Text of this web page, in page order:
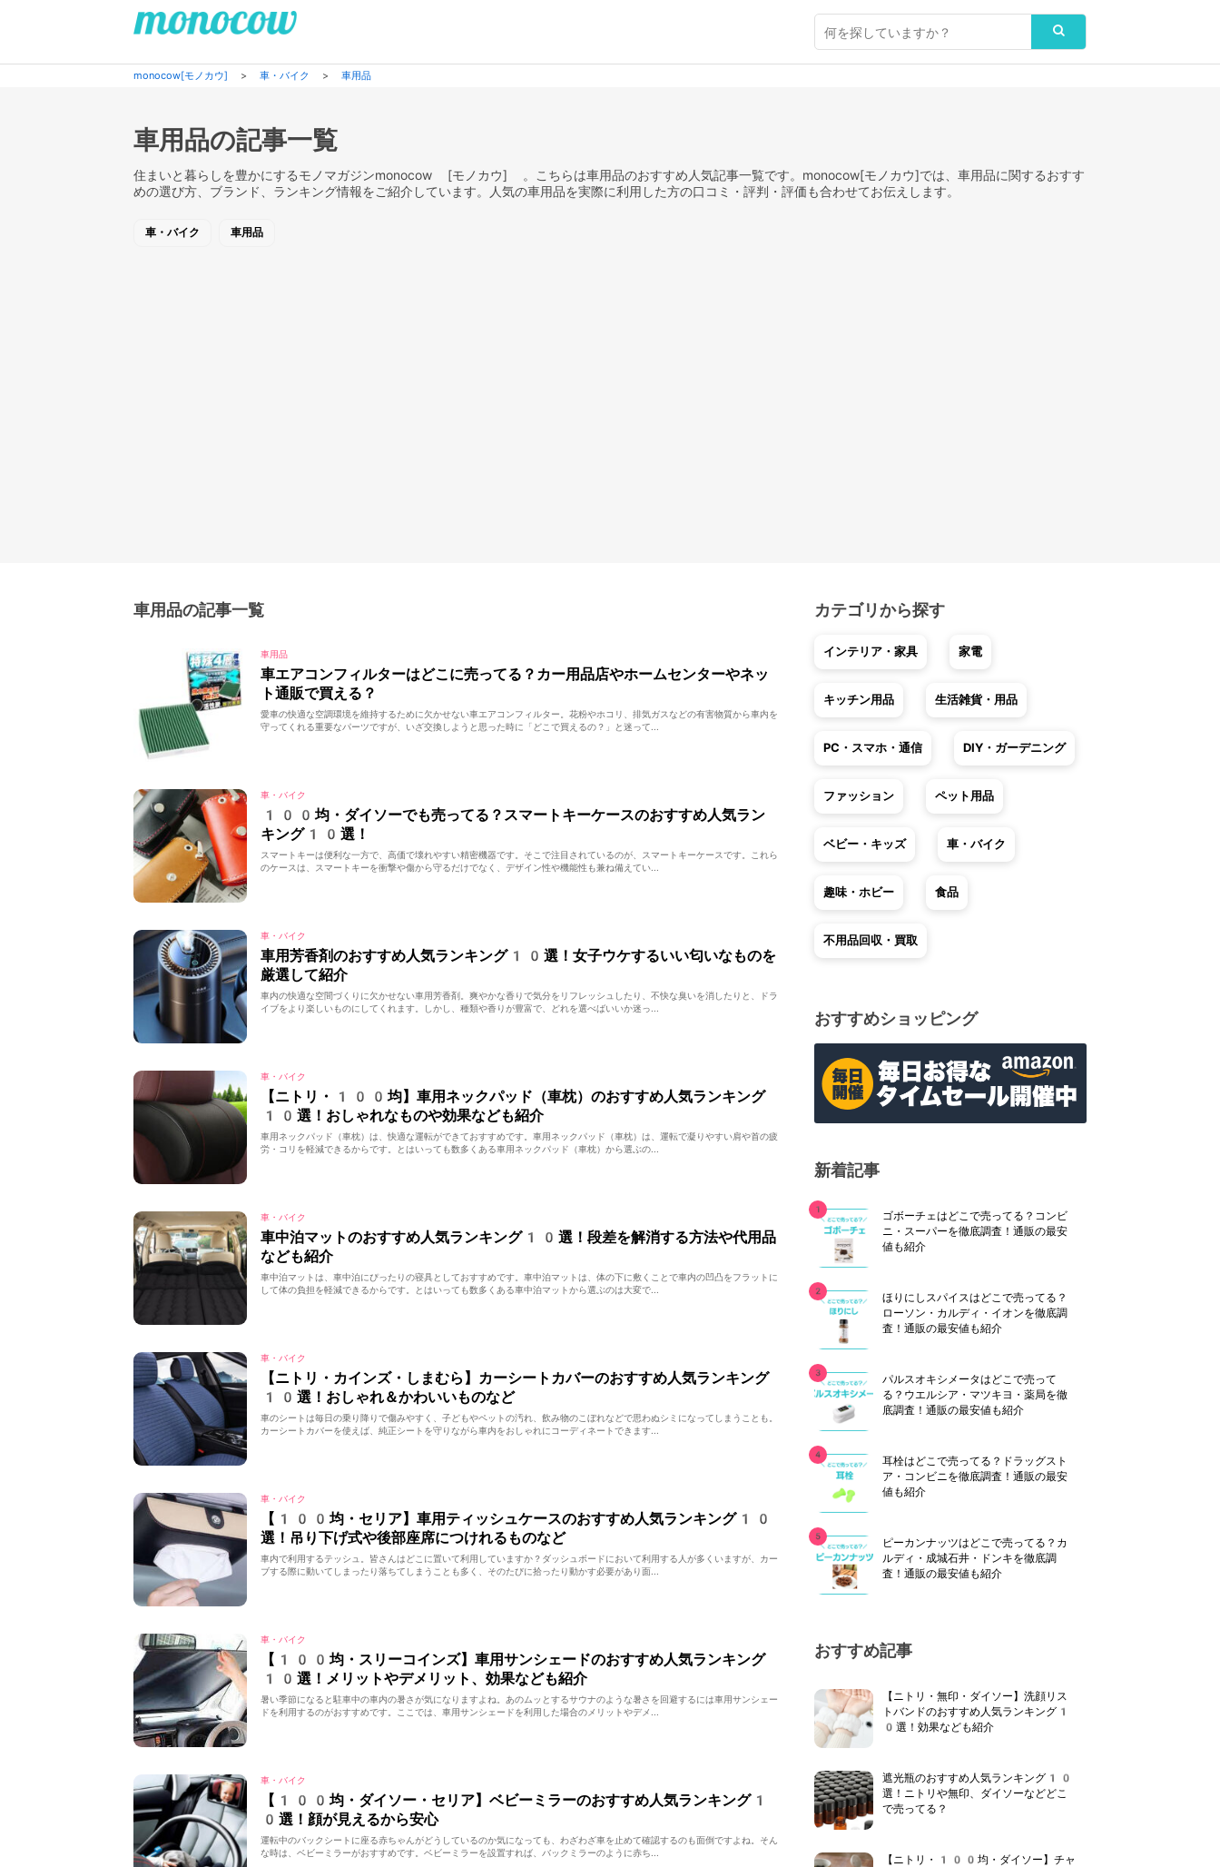
monocow[モノカウ] > 車・バイク > 車用品
車用品の記事一覧
住まいと暮らしを豊かにするモノマガジンmonocow [モノカウ] 。こちらは車用品のおすすめ人気記事一覧です。monocow[モノカウ]では、車用品に関するおすす
めの選び方、ブランド、ランキング情報をご紹介しています。人気の車用品を実際に利用した方の口コミ・評判・評価も合わせてお伝えします。
車・バイク 車用品
車用品の記事一覧
車用品
車エアコンフィルターはどこに売ってる？カー用品店やホームセンターやネッ
ト通販で買える？
愛車の快適な空調環境を維持するために欠かせない車エアコンフィルター。花粉やホコリ、排気ガスなどの有害物質から車内を
守ってくれる重要なパーツですが、いざ交換しようと思った時に「どこで買えるの？」と迷って...
車・バイク
100均・ダイソーでも売ってる？スマートキーケースのおすすめ人気ラン
キング10選！
スマートキーは便利な一方で、高価で壊れやすい精密機器です。そこで注目されているのが、スマートキーケースです。これら
のケースは、スマートキーを衝撃や傷から守るだけでなく、デザイン性や機能性も兼ね備えてい...
車・バイク
車用芳香剤のおすすめ人気ランキング10選！女子ウケするいい匂いなものを
厳選して紹介
車内の快適な空間づくりに欠かせない車用芳香剤。爽やかな香りで気分をリフレッシュしたり、不快な臭いを消したりと、ドラ
イブをより楽しいものにしてくれます。しかし、種類や香りが豊富で、どれを選べばいいか迷っ...
車・バイク
【ニトリ・100均】車用ネックパッド（車枕）のおすすめ人気ランキング
10選！おしゃれなものや効果なども紹介
車用ネックパッド（車枕）は、快適な運転ができておすすめです。車用ネックパッド（車枕）は、運転で凝りやすい肩や首の疲
労・コリを軽減できるからです。とはいっても数多くある車用ネックパッド（車枕）から選ぶの...
車・バイク
車中泊マットのおすすめ人気ランキング10選！段差を解消する方法や代用品
なども紹介
車中泊マットは、車中泊にぴったりの寝具としておすすめです。車中泊マットは、体の下に敷くことで車内の凹凸をフラットに
して体の負担を軽減できるからです。とはいっても数多くある車中泊マットから選ぶのは大変で...
車・バイク
【ニトリ・カインズ・しまむら】カーシートカバーのおすすめ人気ランキング
10選！おしゃれ＆かわいいものなど
車のシートは毎日の乗り降りで傷みやすく、子どもやペットの汚れ、飲み物のこぼれなどで思わぬシミになってしまうことも。
カーシートカバーを使えば、純正シートを守りながら車内をおしゃれにコーディネートできます...
車・バイク
【100均・セリア】車用ティッシュケースのおすすめ人気ランキング10
選！吊り下げ式や後部座席につけれるものなど
車内で利用するテッシュ。皆さんはどこに置いて利用していますか？ダッシュボードにおいて利用する人が多くいますが、カー
ブする際に動いてしまったり落ちてしまうことも多く、そのたびに拾ったり動かす必要があり面...
車・バイク
【100均・スリーコインズ】車用サンシェードのおすすめ人気ランキング
10選！メリットやデメリット、効果なども紹介
暑い季節になると駐車中の車内の暑さが気になりますよね。あのムッとするサウナのような暑さを回避するには車用サンシェー
ドを利用するのがおすすめです。ここでは、車用サンシェードを利用した場合のメリットやデメ...
車・バイク
【100均・ダイソー・セリア】ベビーミラーのおすすめ人気ランキング1
0選！顔が見えるから安心
運転中のバックシートに座る赤ちゃんがどうしているのか気になっても、わざわざ車を止めて確認するのも面倒ですよね。そん
な時は、ベビーミラーがおすすめです。ベビーミラーを設置すれば、バックミラーのように赤ち...
カテゴリから探す
インテリア・家具 家電
キッチン用品 生活雑貨・用品
PC・スマホ・通信 DIY・ガーデニング
ファッション ペット用品
ベビー・キッズ 車・バイク
趣味・ホビー 食品
不用品回収・買取
おすすめショッピング
新着記事
ゴボーチェはどこで売ってる？コンビ
ニ・スーパーを徹底調査！通販の最安
値も紹介
ほりにしスパイスはどこで売ってる？
ローソン・カルディ・イオンを徹底調
査！通販の最安値も紹介
パルスオキシメータはどこで売って
る？ウエルシア・マツキヨ・薬局を徹
底調査！通販の最安値も紹介
耳栓はどこで売ってる？ドラッグスト
ア・コンビニを徹底調査！通販の最安
値も紹介
ピーカンナッツはどこで売ってる？カ
ルディ・成城石井・ドンキを徹底調
査！通販の最安値も紹介
おすすめ記事
【ニトリ・無印・ダイソー】洗顔リス
トバンドのおすすめ人気ランキング1
0選！効果なども紹介
遮光瓶のおすすめ人気ランキング10
選！ニトリや無印、ダイソーなどどこ
で売ってる？
【ニトリ・100均・ダイソー】チャ